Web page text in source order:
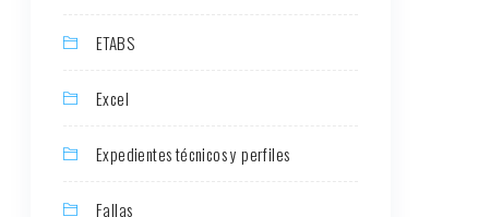
ETABS
Excel
Expedientes técnicos y perfiles
Fallas